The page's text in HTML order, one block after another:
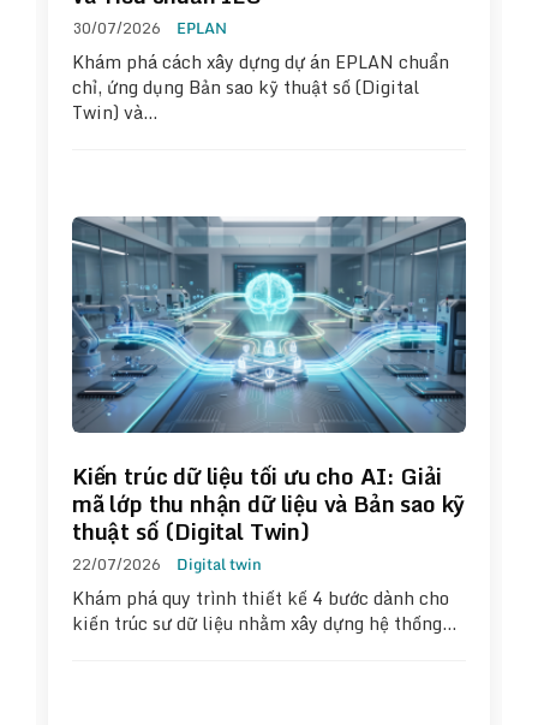
30/07/2026 EPLAN
Khám phá cách xây dựng dự án EPLAN chuẩn
chỉ, ứng dụng Bản sao kỹ thuật số (Digital
Twin) và…
Kiến trúc dữ liệu tối ưu cho AI: Giải
mã lớp thu nhận dữ liệu và Bản sao kỹ
thuật số (Digital Twin)
22/07/2026 Digital twin
Khám phá quy trình thiết kế 4 bước dành cho
kiến trúc sư dữ liệu nhằm xây dựng hệ thống…